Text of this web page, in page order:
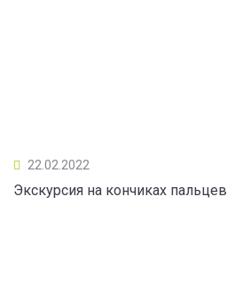
22.02.2022
Экскурсия на кончиках пальцев